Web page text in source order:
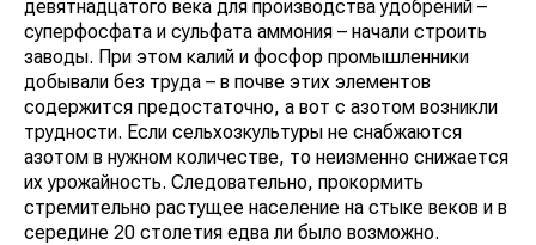
девятнадцатого века для производства удобрений –
суперфосфата и сульфата аммония – начали строить
заводы. При этом калий и фосфор промышленники
добывали без труда – в почве этих элементов
содержится предостаточно, а вот с азотом возникли
трудности. Если сельхозкультуры не снабжаются
азотом в нужном количестве, то неизменно снижается
их урожайность. Следовательно, прокормить
стремительно растущее население на стыке веков и в
середине 20 столетия едва ли было возможно.